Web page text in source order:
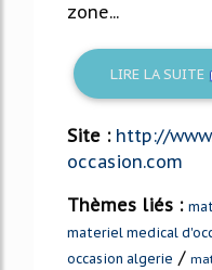
zone...
LIRE LA SUITE
Site : http://
occasion.com
Thèmes liés :
materiel medical
occasion algerie /